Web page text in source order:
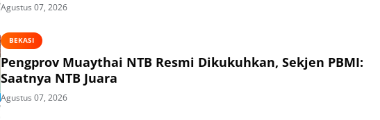
Agustus 07, 2026
BEKASI
Pengprov Muaythai NTB Resmi Dikukuhkan, Sekjen PBMI:
Saatnya NTB Juara
Agustus 07, 2026